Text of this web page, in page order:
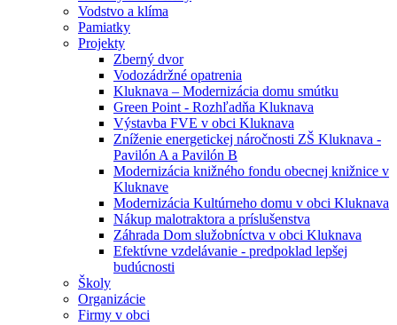
Vodstvo a klíma
Pamiatky
Projekty
Zberný dvor
Vodozádržné opatrenia
Kluknava – Modernizácia domu smútku
Green Point - Rozhľadňa Kluknava
Výstavba FVE v obci Kluknava
Zníženie energetickej náročnosti ZŠ Kluknava -
Pavilón A a Pavilón B
Modernizácia knižného fondu obecnej knižnice v
Kluknave
Modernizácia Kultúrneho domu v obci Kluknava
Nákup malotraktora a príslušenstva
Záhrada Dom služobníctva v obci Kluknava
Efektívne vzdelávanie - predpoklad lepšej
budúcnosti
Školy
Organizácie
Firmy v obci